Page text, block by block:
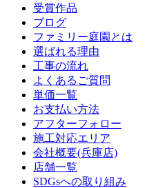
受賞作品
ブログ
ファミリー庭園とは
選ばれる理由
工事の流れ
よくあるご質問
単価一覧
お支払い方法
アフターフォロー
施工対応エリア
会社概要(兵庫店)
店舗一覧
SDGsへの取り組み